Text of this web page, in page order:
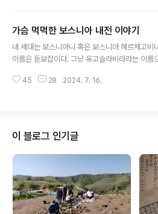
20년을 맞아 소장품 중에서도 그 소장 과정이 우여
있다는 삼성기유첩을 처음으로 공개한다는데 삼
이라? 나로서는 금시초문이라 검색해 본다. 三聖
려는지 알 수가 없다. 제목을 저자 자신이 붙인 것
가슴 먹먹한 보스니아 내전 이야기
내 세대는 보스니아니 혹은 보스니아 헤르체고비
이름은 듣보잡이다. 그냥 유고슬라비라라는 이름
운 딱 한 가지는 오직 사라예보 총성이 있어, 이걸
스트로이카 여파로 민족 분쟁이 폭발하면서 내가
고라는 나라는 지구상에서 영영 사라지고 그에서
새로운 국가가 생겨났다. 아 하나가 더 있다. 사라
구. 1973년 4월 9일, 당시만 해도 공산권이라 해
凍土의 땅이라 일컬은 사라예보에서 열린 세계탁
대회에서 한국의 이에리사와 정현숙, 박..
45 28 2024. 7. 16.
이 블로그 인기글